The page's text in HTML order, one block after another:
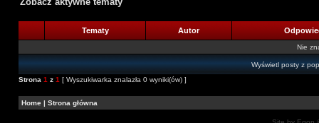
Tematy Autor
Nie
Wyświetl posty z
Strona 1 z 1 [ Wyszukiwarka znalazła 0 wyniki(ów) ]
Home | Strona główna